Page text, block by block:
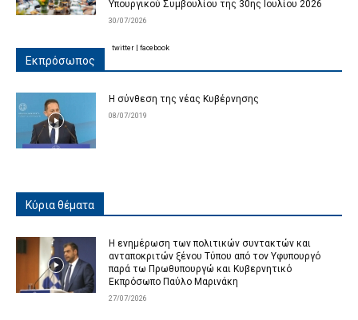
Υπουργικού Συμβουλίου της 30ης Ιουλίου 2026
30/07/2026
Εκπρόσωπος
Η σύνθεση της νέας Κυβέρνησης
08/07/2019
twitter facebook
Κύρια θέματα
Η ενημέρωση των πολιτικών συντακτών και
ανταποκριτών ξένου Τύπου από τον Υφυπουργό
παρά τω Πρωθυπουργώ και Κυβερνητικό
Εκπρόσωπο Παύλο Μαρινάκη
27/07/2026